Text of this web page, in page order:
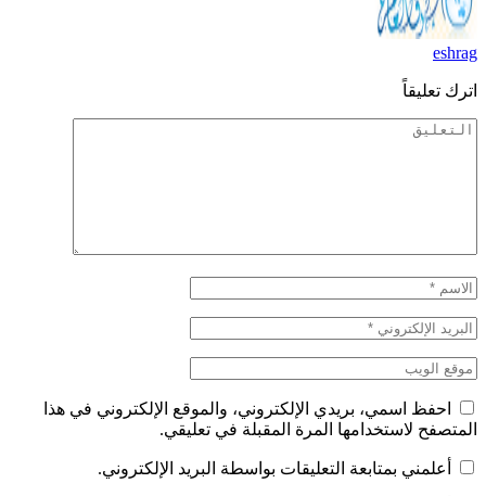
eshrag
اترك تعليقاً
احفظ اسمي، بريدي الإلكتروني، والموقع الإلكتروني في هذا
المتصفح لاستخدامها المرة المقبلة في تعليقي.
أعلمني بمتابعة التعليقات بواسطة البريد الإلكتروني.